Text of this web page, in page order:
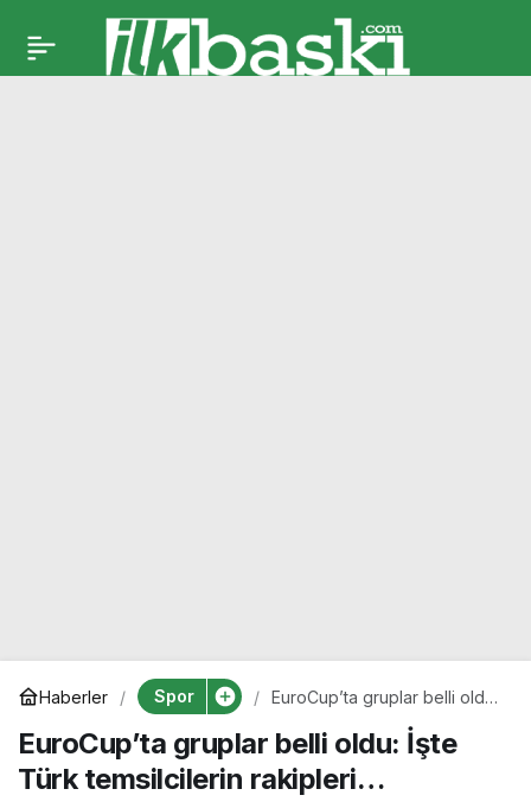
Haberler Spor
EuroCup’ta gruplar belli oldu:
rakipleri…
EuroCup’ta gruplar belli oldu: İşte
Türk temsilcilerin rakipleri…
Adı Beşiktaş ile